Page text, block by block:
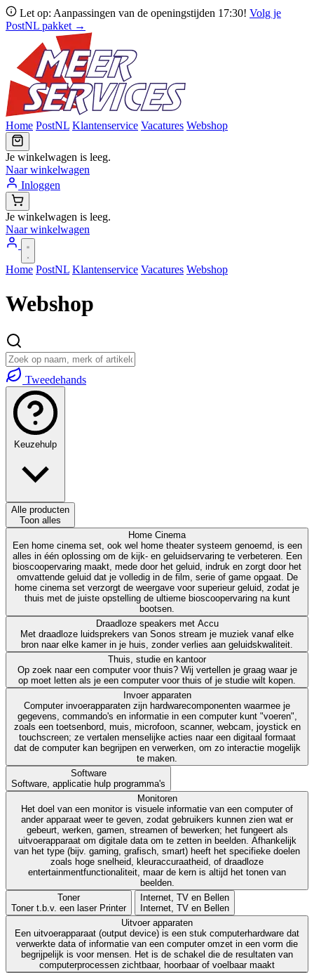
Let op: Aanpassingen van de openingstijden 17:30! Volg je
PostNL pakket →
Home PostNL Klantenservice Vacatures Webshop
Je winkelwagen is leeg.
Naar winkelwagen
Inloggen
Je winkelwagen is leeg.
Naar winkelwagen
Home PostNL Klantenservice Vacatures Webshop
Webshop
Tweedehands
Keuzehulp
Alle producten
Toon alles
Home Cinema
Een home cinema set, ook wel home theater systeem genoemd, is een
alles in één oplossing om de kijk- en geluidservaring te verbeteren. Een
bioscoopervaring maakt, mede door het geluid, indruk en zorgt door het
omvattende geluid dat je volledig in de film, serie of game opgaat. De
home cinema set verzorgt de weergave voor superieur geluid, zodat je
thuis met de juiste opstelling de ultieme bioscoopervaring na kunt
bootsen.
Draadloze speakers met Accu
Met draadloze luidsprekers van Sonos stream je muziek vanaf elke
bron naar elke kamer in je huis, zonder verlies aan geluidskwaliteit.
Thuis, studie en kantoor
Op zoek naar een computer voor thuis? Wij vertellen je graag waar je
op moet letten als je een computer voor thuis of je studie wilt kopen.
Invoer apparaten
Computer invoerapparaten zijn hardwarecomponenten waarmee je
gegevens, commando's en informatie in een computer kunt "voeren",
zoals een toetsenbord, muis, microfoon, scanner, webcam, joystick en
touchscreen; ze vertalen menselijke acties naar een digitaal formaat
dat de computer kan begrijpen en verwerken, om zo interactie mogelijk
te maken.
Software
Software, applicatie hulp programma's
Monitoren
Het doel van een monitor is visuele informatie van een computer of
ander apparaat weer te geven, zodat gebruikers kunnen zien wat er
gebeurt, werken, gamen, streamen of bewerken; het fungeert als
uitvoerapparaat om digitale data om te zetten in beelden. Afhankelijk
van het type (bijv. gaming, grafisch, smart) heeft het specifieke doelen
zoals hoge snelheid, kleuraccuraatheid, of draadloze
entertainmentfunctionaliteit, maar de kern is altijd het tonen van
beelden.
Toner
Toner t.b.v. een laser Printer
Internet, TV en Bellen
Internet, TV en Bellen
Uitvoer apparaten
Een uitvoerapparaat (output device) is een stuk computerhardware dat
verwerkte data of informatie van een computer omzet in een vorm die
begrijpelijk is voor mensen. Het is de schakel die de resultaten van
computerprocessen zichtbaar, hoorbaar of voelbaar maakt